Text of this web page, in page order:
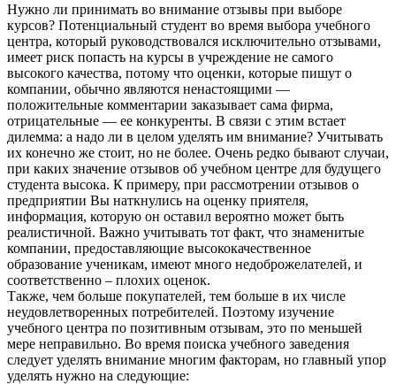
Нужно ли принимать во внимание отзывы при выборе
курсов? Потенциальный студент во время выбора учебного
центра, который руководствовался исключительно отзывами,
имеет риск попасть на курсы в учреждение не самого
высокого качества, потому что оценки, которые пишут о
компании, обычно являются ненастоящими —
положительные комментарии заказывает сама фирма,
отрицательные — ее конкуренты. В связи с этим встает
дилемма: а надо ли в целом уделять им внимание? Учитывать
их конечно же стоит, но не более. Очень редко бывают случаи,
при каких значение отзывов об учебном центре для будущего
студента высока. К примеру, при рассмотрении отзывов о
предприятии Вы наткнулись на оценку приятеля,
информация, которую он оставил вероятно может быть
реалистичной. Важно учитывать тот факт, что знаменитые
компании, предоставляющие высококачественное
образование ученикам, имеют много недоброжелателей, и
соответственно – плохих оценок.
Также, чем больше покупателей, тем больше в их числе
неудовлетворенных потребителей. Поэтому изучение
учебного центра по позитивным отзывам, это по меньшей
мере неправильно. Во время поиска учебного заведения
следует уделять внимание многим факторам, но главный упор
уделять нужно на следующие: